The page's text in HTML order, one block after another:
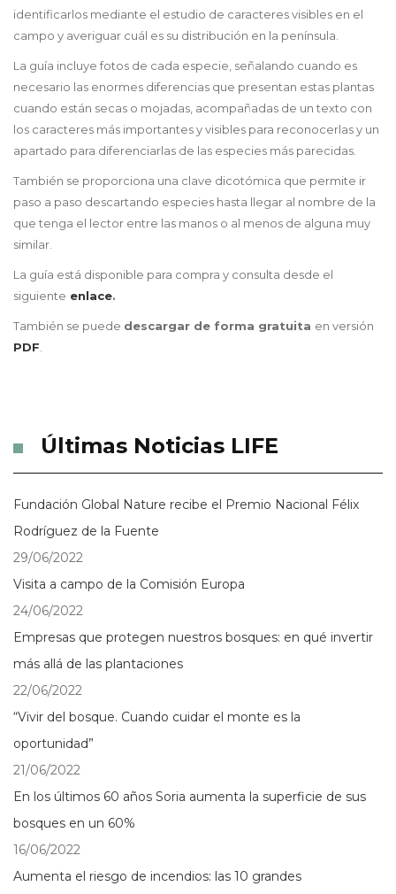
identificarlos mediante el estudio de caracteres visibles en el
campo y averiguar cuál es su distribución en la península.
La guía incluye fotos de cada especie, señalando cuando es
necesario las enormes diferencias que presentan estas plantas
cuando están secas o mojadas, acompañadas de un texto con
los caracteres más importantes y visibles para reconocerlas y un
apartado para diferenciarlas de las especies más parecidas.
También se proporciona una clave dicotómica que permite ir
paso a paso descartando especies hasta llegar al nombre de la
que tenga el lector entre las manos o al menos de alguna muy
similar.
La guía está disponible para compra y consulta desde el
siguiente enlace.
También se puede descargar de forma gratuita en versión
PDF
Últimas Noticias LIFE
Fundación Global Nature recibe el Premio Nacional Félix
Rodríguez de la Fuente
29/06/2022
Visita a campo de la Comisión Europa
24/06/2022
Empresas que protegen nuestros bosques: en qué invertir
más allá de las plantaciones
22/06/2022
“Vivir del bosque. Cuando cuidar el monte es la
oportunidad”
21/06/2022
En los últimos 60 años Soria aumenta la superficie de sus
bosques en un 60%
16/06/2022
Aumenta el riesgo de incendios: las 10 grandes